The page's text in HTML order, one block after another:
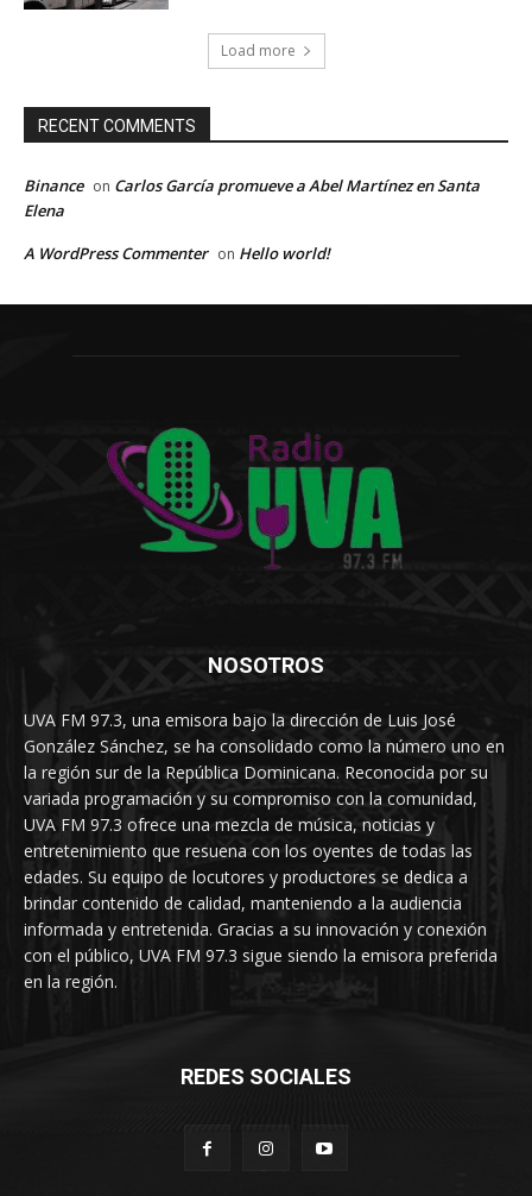
Load more
RECENT COMMENTS
Binance on Carlos García promueve a Abel Martínez en Santa
Elena
A WordPress Commenter on Hello world!
NOSOTROS
UVA FM 97.3, una emisora bajo la dirección de Luis José
González Sánchez, se ha consolidado como la número uno en
la región sur de la República Dominicana. Reconocida por su
variada programación y su compromiso con la comunidad,
UVA FM 97.3 ofrece una mezcla de música, noticias y
entretenimiento que resuena con los oyentes de todas las
edades. Su equipo de locutores y productores se dedica a
brindar contenido de calidad, manteniendo a la audiencia
informada y entretenida. Gracias a su innovación y conexión
con el público, UVA FM 97.3 sigue siendo la emisora preferida
en la región.
REDES SOCIALES